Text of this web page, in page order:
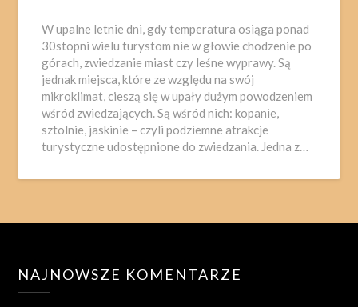
W upalne letnie dni, gdy temperatura osiąga ponad
30stopni wielu turystom nie w głowie chodzenie po
górach, zwiedzanie miast czy leśne wyprawy. Są
jednak miejsca, które ze względu na swój
mikroklimat, cieszą się w upały dużym powodzeniem
wśród zwiedzających. Są wśród nich: kopanie,
sztolnie, jaskinie – czyli podziemne atrakcje
turystyczne udostępnione do zwiedzania. Jedna z…
NAJNOWSZE KOMENTARZE